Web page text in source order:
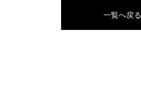
一覧へ戻る